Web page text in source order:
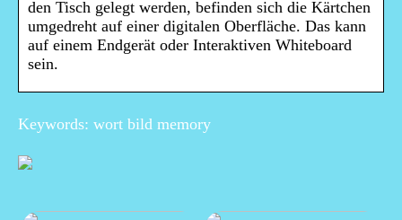
den Tisch gelegt werden, befinden sich die Kärtchen
umgedreht auf einer digitalen Oberfläche. Das kann
auf einem Endgerät oder Interaktiven Whiteboard
sein.
Keywords: wort bild memory